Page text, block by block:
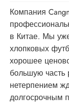
Компания
в Китае. Мы
хлопковых
хорошее
большую
нетерпением
долгосрочным